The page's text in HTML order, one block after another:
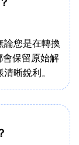
論您是在轉換
保留原始解
晰銳利。